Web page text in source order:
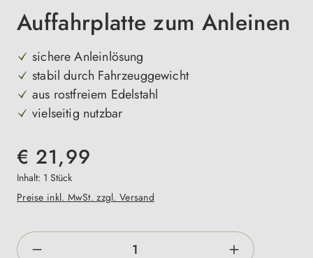
Auffahrplatte zum Anleinen
sichere Anleinlösung
stabil durch Fahrzeuggewicht
aus rostfreiem Edelstahl
vielseitig nutzbar
€ 21,99
Inhalt: 1 Stück
Preise inkl. MwSt. zzgl. Versand
Produkt Anzahl: Gib den gewünschten